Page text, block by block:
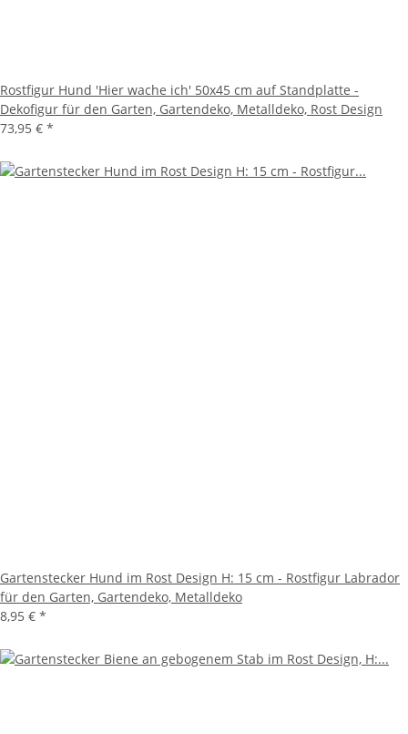
Rostfigur Hund 'Hier wache ich' 50x45 cm auf Standplatte -
Dekofigur für den Garten, Gartendeko, Metalldeko, Rost Design
73,95 € *
Gartenstecker Hund im Rost Design H: 15 cm - Rostfigur Labrador
für den Garten, Gartendeko, Metalldeko
8,95 € *